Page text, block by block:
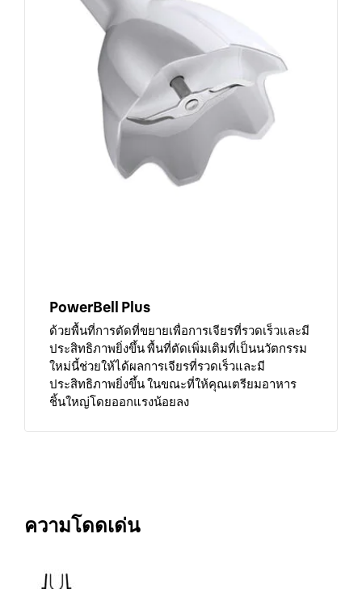
PowerBell Plus
ด้วยพื้นที่การตัดที่ขยายเพื่อการเจียรที่รวดเร็วและมี
ประสิทธิภาพยิ่งขึ้น พื้นที่ตัดเพิ่มเติมที่เป็นนวัตกรรม
ใหม่นี้ช่วยให้ได้ผลการเจียรที่รวดเร็วและมี
ประสิทธิภาพยิ่งขึ้น ในขณะที่ให้คุณเตรียมอาหาร
ชิ้นใหญ่โดยออกแรงน้อยลง
ความโดดเด่น